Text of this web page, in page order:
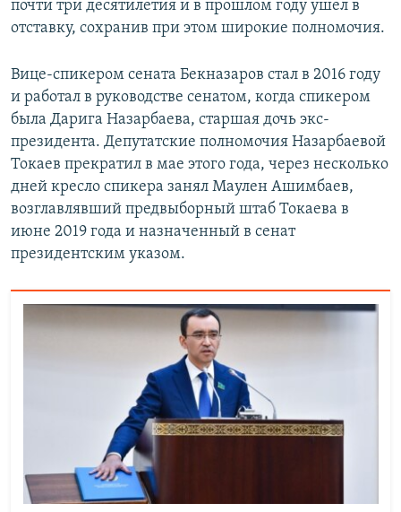
почти три десятилетия и в прошлом году ушел в
отставку, сохранив при этом широкие полномочия.
Вице-спикером сената Бекназаров стал в 2016 году
и работал в руководстве сенатом, когда спикером
была Дарига Назарбаева, старшая дочь экс-
президента. Депутатские полномочия Назарбаевой
Токаев прекратил в мае этого года, через несколько
дней кресло спикера занял Маулен Ашимбаев,
возглавлявший предвыборный штаб Токаева в
июне 2019 года и назначенный в сенат
президентским указом.